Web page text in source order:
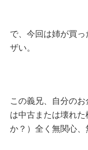
で、今回は姉が買
ザい。
この義兄、自分の
は中古または壊れ
か？）全く無関心、